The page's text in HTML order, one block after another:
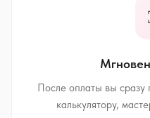
После оплаты вы сразу
калькулятору,